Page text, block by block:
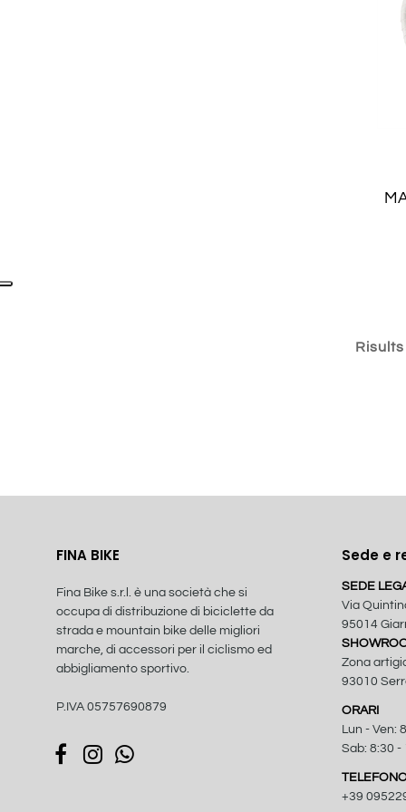
FINA BIKE
Fina Bike s.r.l. è una società che si
occupa di distribuzione di biciclette da
strada e mountain bike delle migliori
marche, di accessori per il ciclismo ed
abbigliamento sportivo.
P.IVA 05757690879
Sede e
SEDE
Via
95014
Zona
93010
ORARI
Lun - Ven:
Sab: 8:30 -
+39